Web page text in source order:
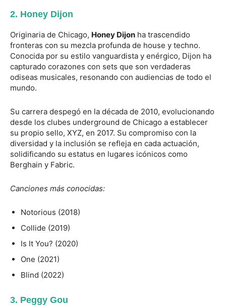
2. Honey Dijon
Originaria de Chicago, Honey Dijon ha trascendido
fronteras con su mezcla profunda de house y techno.
Conocida por su estilo vanguardista y enérgico, Dijon ha
capturado corazones con sets que son verdaderas
odiseas musicales, resonando con audiencias de todo el
mundo.
Su carrera despegó en la década de 2010, evolucionando
desde los clubes underground de Chicago a establecer
su propio sello, XYZ, en 2017. Su compromiso con la
diversidad y la inclusión se refleja en cada actuación,
solidificando su estatus en lugares icónicos como
Berghain y Fabric.
Canciones más conocidas:
Notorious (2018)
Collide (2019)
Is It You? (2020)
One (2021)
Blind (2022)
3. Peggy Gou